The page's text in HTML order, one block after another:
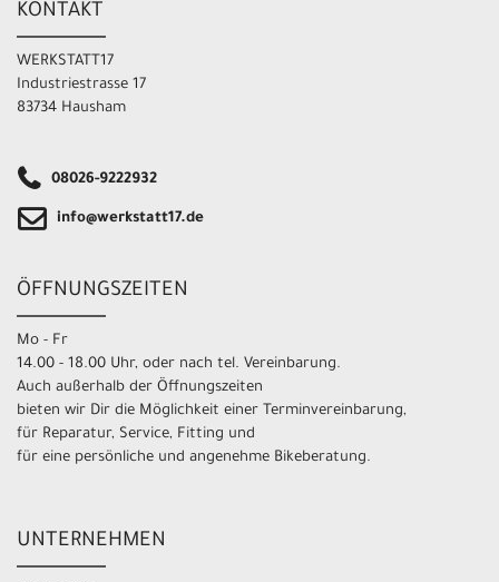
KONTAKT
WERKSTATT17
Industriestrasse 17
83734 Hausham
08026-9222932
info@werkstatt17.de
ÖFFNUNGSZEITEN
Mo - Fr
14.00 - 18.00 Uhr, oder nach tel. Vereinbarung.
Auch außerhalb der Öffnungszeiten
bieten wir Dir die Möglichkeit einer Terminvereinbarung,
für Reparatur, Service, Fitting und
für eine persönliche und angenehme Bikeberatung.
UNTERNEHMEN